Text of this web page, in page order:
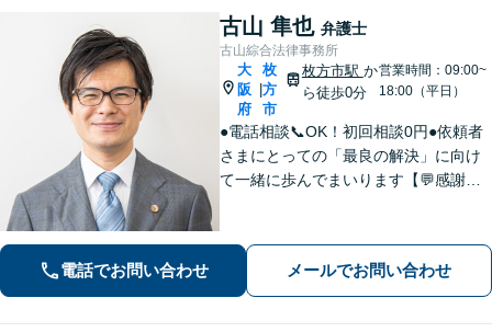
古山 隼也 弁護士
古山綜合法律事務所
大
阪
府
枚
方
市
枚方市駅 か
ら徒歩0分
営業時間：09:00~
18:00（平日）
●電話相談📞OK！初回相談0円●依頼者
さまにとっての「最良の解決」に向け
て一緒に歩んでまいります【💬感謝の
年以上】【土日祝日対応】【枚方市駅3
0秒／駅近で便利】
電話でお問い合わせ メールでお問い合わせ